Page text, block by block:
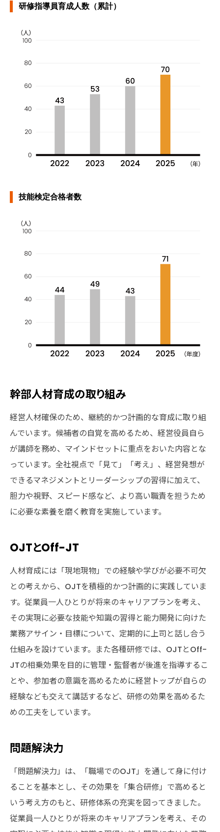
研修指導員育成人数（累計）
技能検定合格者数
幹部人材育成の取り組み
経営人材確保のため、継続的かつ計画的な育成に取り組
んでいます。候補者の自覚を高めるため、経営役員自ら
が講師を務め、マインドセットに重点をおいた内容とな
っています。全社視点で「見て」「考え」、経営発想が
できるマネジメントとリーダーシップの習得に加えて、
胆力や視野、スピード感など、より高い職責を担うため
に必要な素養を磨く教育を実施しています。
OJTとOff-JT
人材育成には「現地現物」での経験や学びが必要不可欠
との考えから、OJTを積極的かつ計画的に実践していま
す。従業員一人ひとりが将来のキャリアプランを考え、
その実現に必要な技能や知識の習得と能力開発に向けた
業務アサイン・目標について、定期的に上司と話し合う
仕組みを設けています。また各種研修では、OJTとOff-
JTの相乗効果を目的に管理・監督者が後進を指導するこ
とや、参加者の意識を高めるために経営トップが自らの
経験なども交えて講話するなど、研修の効果を高めるた
めの工夫をしています。
問題解決力
「問題解決力」は、「職場でのOJT」を通して身に付け
ることを基本とし、その効果を「集合研修」で高めると
いう考え方のもと、研修体系の充実を図ってきました。
従業員一人ひとりが将来のキャリアプランを考え、その